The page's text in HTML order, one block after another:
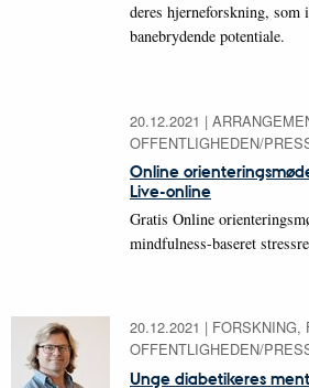
deres hjerneforskning, som
banebrydende potentiale.
20.12.2021 |
OFFENTLIGHEDEN/
Online
Live-online
Gratis Online
mindfulness-baseret
20.12.2021 | FORSKNING,
OFFENTLIGHEDEN/
Unge diabetikeres